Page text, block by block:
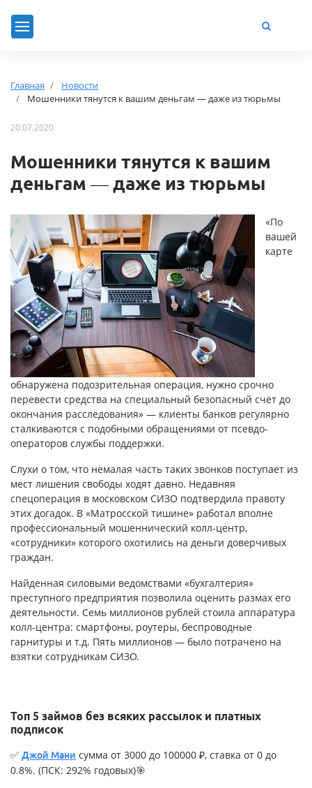
Главная
Новости
Мошенники тянутся к вашим деньгам — даже из тюрьмы
20.07.2020
Мошенники тянутся к вашим
деньгам — даже из тюрьмы
«По
вашей
карте
обнаружена подозрительная операция, нужно срочно
перевести средства на специальный безопасный счёт до
окончания расследования» — клиенты банков регулярно
сталкиваются с подобными обращениями от псевдо-
операторов службы поддержки.
Слухи о том, что немалая часть таких звонков поступает из
мест лишения свободы ходят давно. Недавняя
спецоперация в московском СИЗО подтвердила правоту
этих догадок. В «Матросской тишине» работал вполне
профессиональный мошеннический колл-центр,
«сотрудники» которого охотились на деньги доверчивых
граждан.
Найденная силовыми ведомствами «бухгалтерия»
преступного предприятия позволила оценить размах его
деятельности. Семь миллионов рублей стоила аппаратура
колл-центра: смартфоны, роутеры, беспроводные
гарнитуры и т.д. Пять миллионов — было потрачено на
взятки сотрудникам СИЗО.
Топ 5 займов без всяких рассылок и платных
подписок
✅ Джой Мани сумма от 3000 до 100000 ₽, ставка от 0 до
0.8%. (ПСК: 292% годовых)🎯